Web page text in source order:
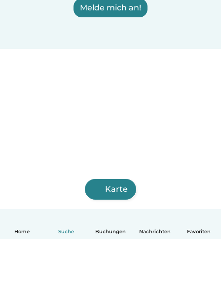
Home Suche Buchungen Nachrichten Favoriten
Melde mich an!
Karte